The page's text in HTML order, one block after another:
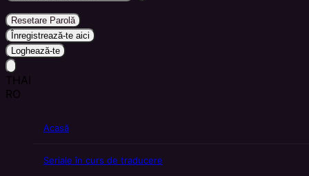
Resetare Parolă
Înregistrează-te aici
Loghează-te
THAI
RO
Acasă
Seriale în curs de traducere